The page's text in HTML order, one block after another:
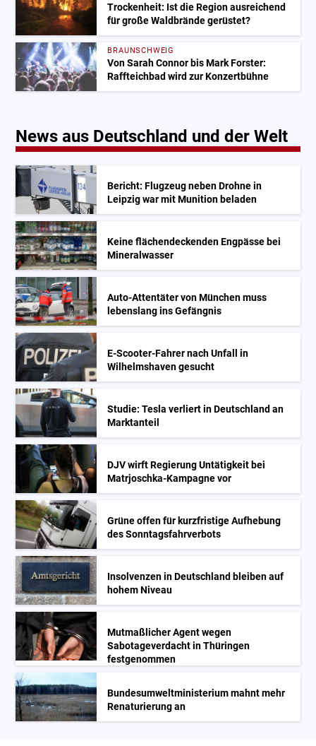
Trockenheit: Ist die Region ausreichend
für große Waldbrände gerüstet?
BRAUNSCHWEIG
Von Sarah Connor bis Mark Forster:
Raffteichbad wird zur Konzertbühne
News aus Deutschland und der Welt
Bericht: Flugzeug neben Drohne in
Leipzig war mit Munition beladen
Keine flächendeckenden Engpässe bei
Mineralwasser
Auto-Attentäter von München muss
lebenslang ins Gefängnis
E-Scooter-Fahrer nach Unfall in
Wilhelmshaven gesucht
Studie: Tesla verliert in Deutschland an
Marktanteil
DJV wirft Regierung Untätigkeit bei
Matrjoschka-Kampagne vor
Grüne offen für kurzfristige Aufhebung
des Sonntagsfahrverbots
Insolvenzen in Deutschland bleiben auf
hohem Niveau
Mutmaßlicher Agent wegen
Sabotageverdacht in Thüringen
festgenommen
Bundesumweltministerium mahnt mehr
Renaturierung an